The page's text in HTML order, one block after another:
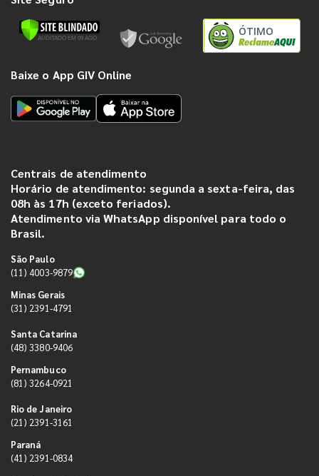
ÓTIMO
Baixe o App GIV Online
Centrais de atendimento
Horário de atendimento: segunda a sexta-feira, das
08h às 17h (exceto feriados).
Atendimento via WhatsApp disponível para todo o
Brasil.
São Paulo
(11) 4003-9879
Minas Gerais
(31) 2391-4791
Santa Catarina
(48) 3380-9406
Pernambuco
(81) 3264-0921
Rio de Janeiro
(21) 2391-3161
Paraná
(41) 2391-0834